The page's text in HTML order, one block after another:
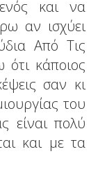
και να
αν ισχύει
Από Τις
ότι κάποιος
σαν κι
του
είναι πολύ
και με τα